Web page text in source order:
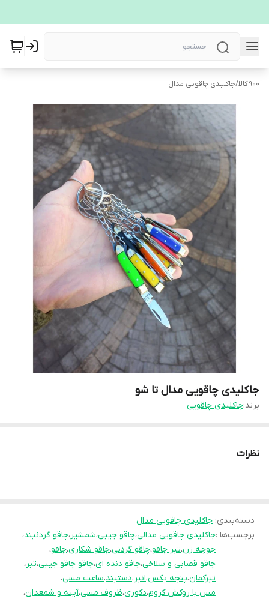
900 کالا /جاکلیدی چاقویی مدال
جاکلیدی چاقویی مدال تا شو
برند:جاکلیدی چاقویی
نظرات
دسته‌بندی: جاکلیدی چاقویی مدال
برچسب‌ها :جاکلیدی چاقویی مدالی،چاقو جیبی،شمشیر،چاقو گردنبند،
جوجه زن،تبر چاقو،چاقو گردنی،چاقو شکاری،چاقو،
چاقو قصابی و سلاخی،چاقو دنده ای،چاقو چاقو جیبی،تبر،
تیرکمان،پنجه بکس،انبر،دستبند،ساعت مسی،
مس با روکش کروم،دکوری،ظروف مسی،آینه و شمعدان،